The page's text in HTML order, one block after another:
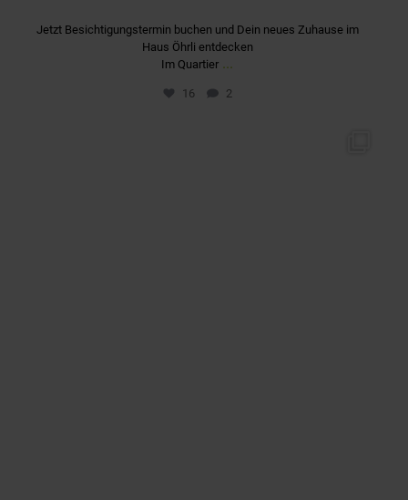
Jetzt Besichtigungstermin buchen und Dein neues Zuhause im
Haus Öhrli entdecken
Im Quartier ...
16 2